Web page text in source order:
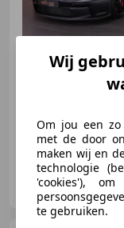
House of Cars
NL-5626 DK
Wij
Om jou een
met de door
maken wij en
technologie
'cookies'),
te gebruiken.